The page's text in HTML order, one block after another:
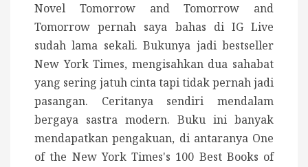
Novel Tomorrow and Tomorrow and
Tomorrow pernah saya bahas di IG Live
sudah lama sekali. Bukunya jadi bestseller
New York Times, mengisahkan dua sahabat
yang sering jatuh cinta tapi tidak pernah jadi
pasangan. Ceritanya sendiri mendalam
bergaya sastra modern. Buku ini banyak
mendapatkan pengakuan, di antaranya One
of the New York Times's 100 Best Books of